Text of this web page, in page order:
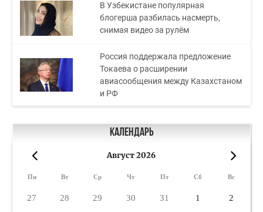
В Узбекистане популярная
блогерша разбилась насмерть,
снимая видео за рулём
Россия поддержала предложение
Токаева о расширении
авиасообщения между Казахстаном
и РФ
Календарь
Август 2026
Пн Вт Ср Чт Пт Сб Вс
27 28 29 30 31 1 2